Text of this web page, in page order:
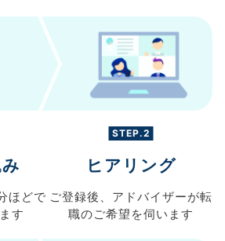
ほどで
す
STEP.2
ヒアリング
ご登録後、 アドバイザーが転
職のご希望を伺います